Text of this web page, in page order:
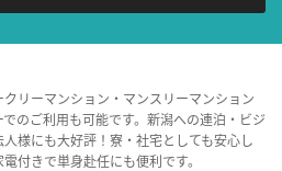
リーマンション・マンスリーマンション
のご利用も可能です。新潟への連泊・ビジ
様にも大好評！寮・社宅としても安心し
付きで単身赴任にも便利です。